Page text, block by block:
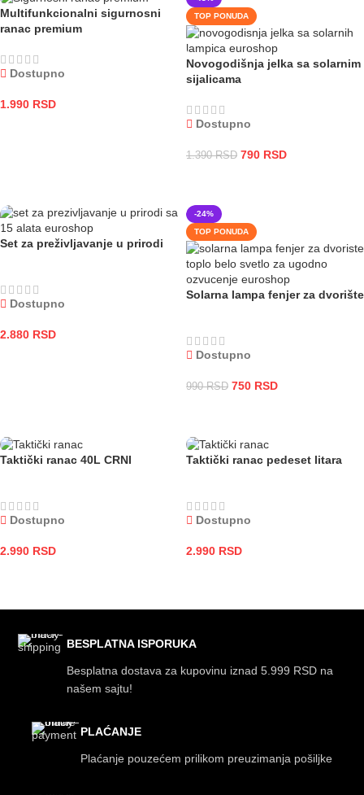
Multifunkcionalni sigurnosni
ranac premium
Dostupno
1.990 RSD
TOP PONUDA
Novogodišnja jelka sa solarnim
sijalicama
Dostupno
1.390RSD 790 RSD
Set za preživljavanje u prirodi
Dostupno
2.880 RSD
-24%
TOP PONUDA
Solarna lampa fenjer za dvorište
Dostupno
990RSD 750 RSD
Taktički ranac 40L CRNI
Dostupno
2.990 RSD
Taktički ranac pedeset litara
Dostupno
2.990 RSD
BESPLATNA ISPORUKA
Besplatna dostava za kupovinu iznad 5.999 RSD na
našem sajtu!
PLAĆANJE
Plaćanje pouzećem prilikom preuzimanja pošiljke